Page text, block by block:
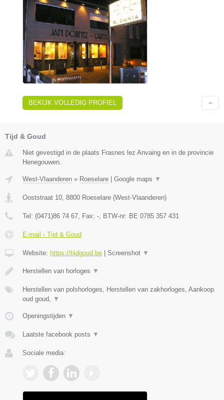
BEKIJK VOLLEDIG PROFIEL
Tijd & Goud
Niet gevestigd in de plaats Frasnes lez Anvaing en in de provincie
Henegouwen.
West-Vlaanderen » Roeselare | Google maps ▼
Ooststraat 10 8800 Roeselare (West-Vlaanderen)
Tel: (0471)86 74 67 , Fax: - , BTW-nr: BE 0785 357 431
E-mail › Tijd & Goud
Website: https://tijdgoud.be | Screenshot ▼
Herstellen van horloges ▼
Herstellen van polshorloges, Herstellen van zakhorloges, Aankoop
oud goud,
▼
Openingstijden ▼
Laatste facebook posts ▼
Sociale media: